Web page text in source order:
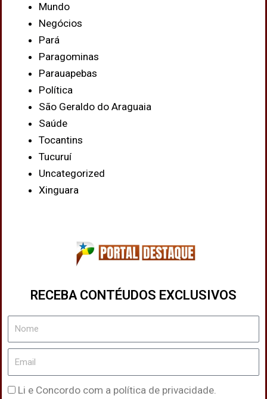
Mundo
Negócios
Pará
Paragominas
Parauapebas
Política
São Geraldo do Araguaia
Saúde
Tocantins
Tucuruí
Uncategorized
Xinguara
RECEBA CONTÉUDOS EXCLUSIVOS
Nome
Email
Política
Li e Concordo com a política de privacidade.